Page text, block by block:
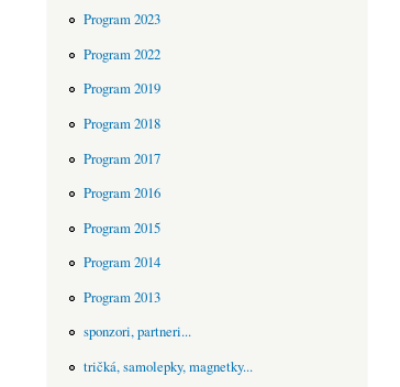
Program 2023
Program 2022
Program 2019
Program 2018
Program 2017
Program 2016
Program 2015
Program 2014
Program 2013
sponzori, partneri...
tričká, samolepky, magnetky...